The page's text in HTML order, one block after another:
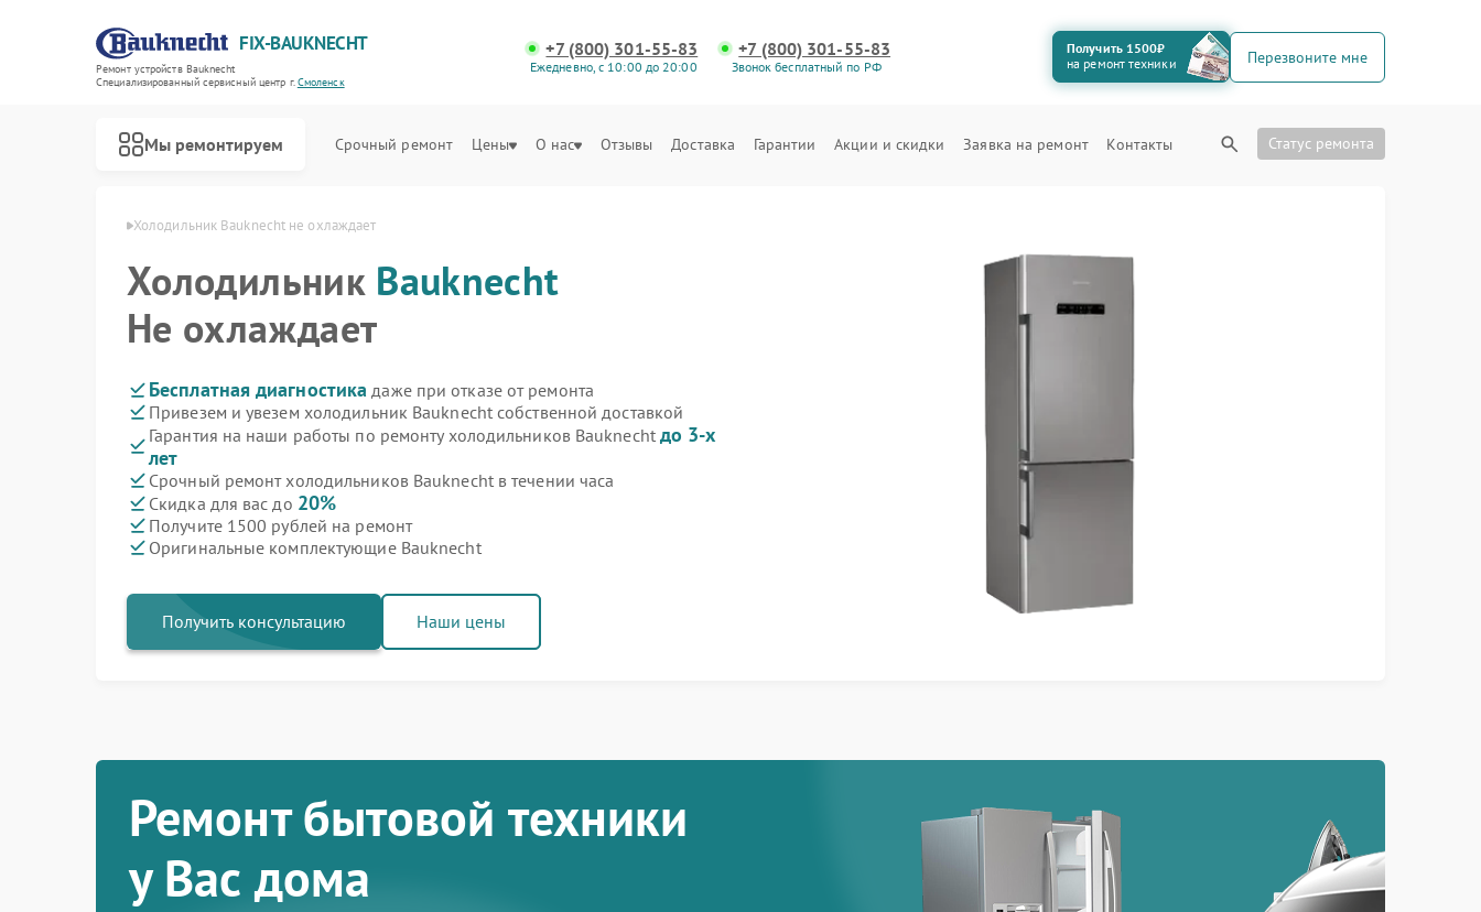
FIX-BAUKNECHT
Ремонт устройств Bauknecht
Специализированный cервисный центр г.Смоленск
+7 (800) 301-55-83
Ежедневно, с 10:00 до 20:00
+7 (800) 301-55-83
Звонок бесплатный по РФ
Получить 1500₽
на ремонт техники
Перезвоните мне
Мы ремонтируем Срочный ремонт Цены О нас Отзывы Доставка Гарантии Акции и скидки Заявка на ремонт Контакты Статус ремонта
Холодильник Bauknecht не охлаждает
Холодильник Bauknecht
Не охлаждает
Бесплатная диагностика даже при отказе от ремонта
Привезем и увезем холодильник Bauknecht собственной доставкой
Гарантия на наши работы по ремонту холодильников Bauknecht до 3-х
лет
Срочный ремонт холодильников Bauknecht в течении часа
Скидка для вас до 20%
Получите 1500 рублей на ремонт
Оригинальные комплектующие Bauknecht
Получить консультацию Наши цены
Ремонт бытовой техники
у Вас дома